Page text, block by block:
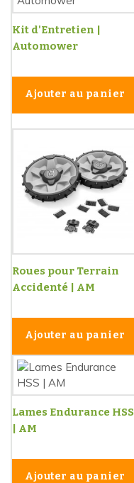
Kit d'Entretien |
Automower
Ajouter au panier
Roues pour Terrain
Accidenté | AM
Ajouter au panier
Lames Endurance HSS
| AM
Ajouter au panier